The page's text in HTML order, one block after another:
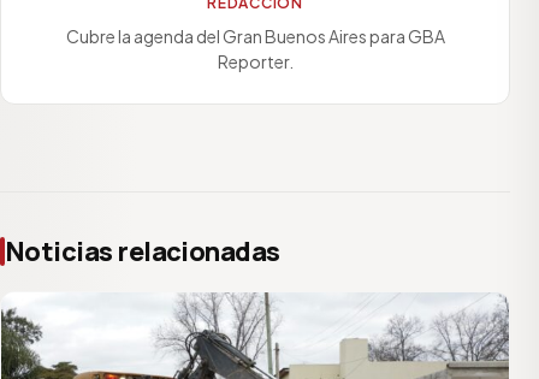
Cubre la agenda del Gran Buenos Aires para GBA
Reporter.
Noticias relacionadas